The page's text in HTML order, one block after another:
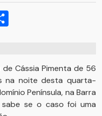
Cássia Pimenta de 56
na noite desta quarta-
Península, na Barra
se o caso foi uma